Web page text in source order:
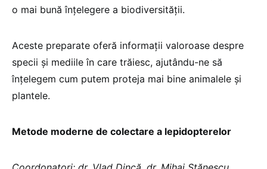
o mai bună înțelegere a biodiversității.
Aceste preparate oferă informații valoroase despre
specii și mediile în care trăiesc, ajutându-ne să
înțelegem cum putem proteja mai bine animalele și
plantele.
Metode moderne de colectare a lepidopterelor